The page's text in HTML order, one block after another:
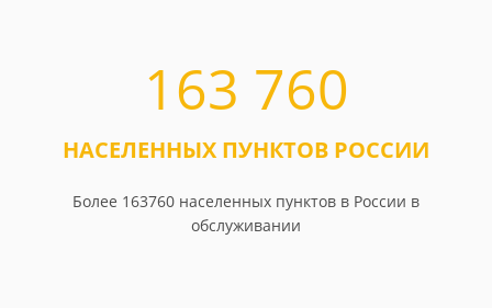
163 760
НАСЕЛЕННЫХ ПУНКТОВ РОССИИ
Более 163760 населенных пунктов в России в
обслуживании